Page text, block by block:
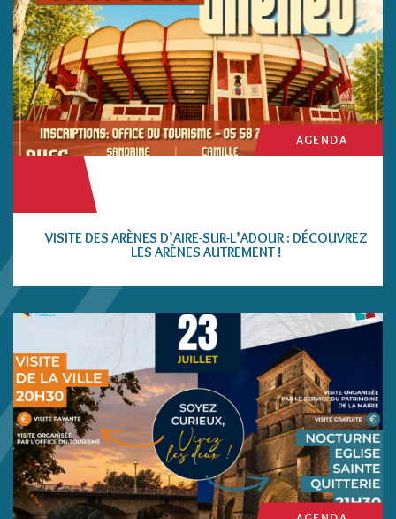
AGENDA
VISITE DES ARÈNES D’AIRE-SUR-L’ADOUR : DÉCOUVREZ
LES ARÈNES AUTREMENT !